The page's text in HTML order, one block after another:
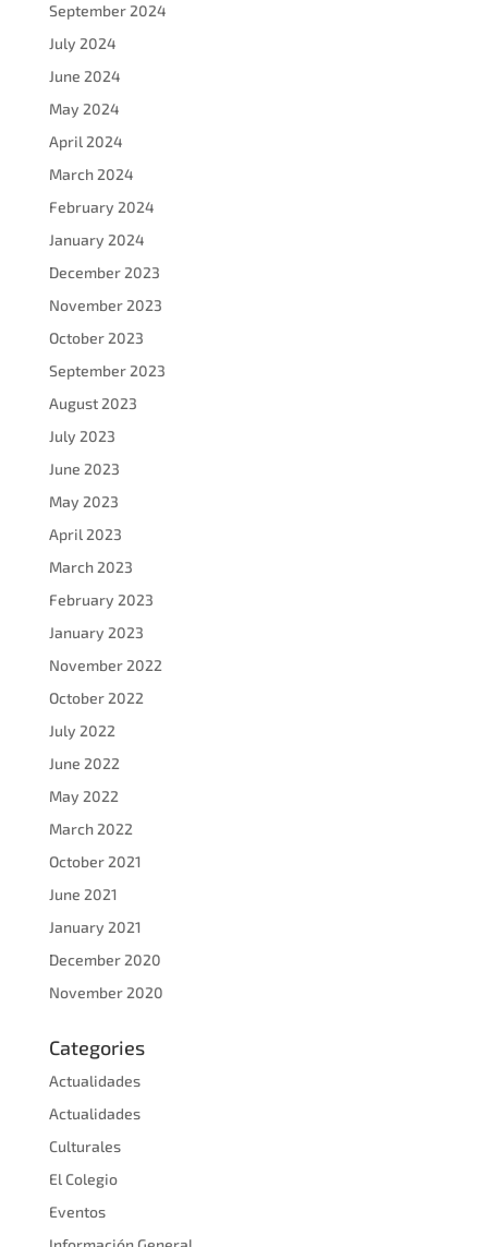
September 2024
July 2024
June 2024
May 2024
April 2024
March 2024
February 2024
January 2024
December 2023
November 2023
October 2023
September 2023
August 2023
July 2023
June 2023
May 2023
April 2023
March 2023
February 2023
January 2023
November 2022
October 2022
July 2022
June 2022
May 2022
March 2022
October 2021
June 2021
January 2021
December 2020
November 2020
Categories
Actualidades
Actualidades
Culturales
El Colegio
Eventos